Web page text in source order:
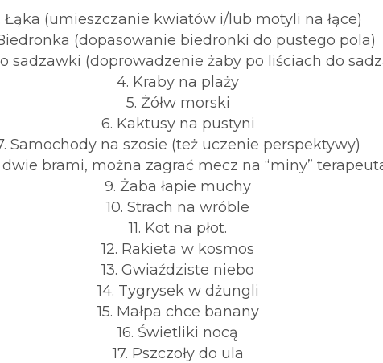
Łąka (umieszczanie kwiatów i/lub motyli na łące)
(dopasowanie biedronki do pustego pola)
sadzawki (doprowadzenie żaby po liściach do
4. Kraby na plaży
5. Żółw morski
6. Kaktusy na pustyni
Samochody na szosie (też uczenie perspektywy)
dwie brami, można zagrać mecz na “miny”
9. Żaba łapie muchy
10. Strach na wróble
11. Kot na płot.
12. Rakieta w kosmos
13. Gwiaździste niebo
14. Tygrysek w dżungli
15. Małpa chce banany
16. Świetliki nocą
17. Pszczoły do ula